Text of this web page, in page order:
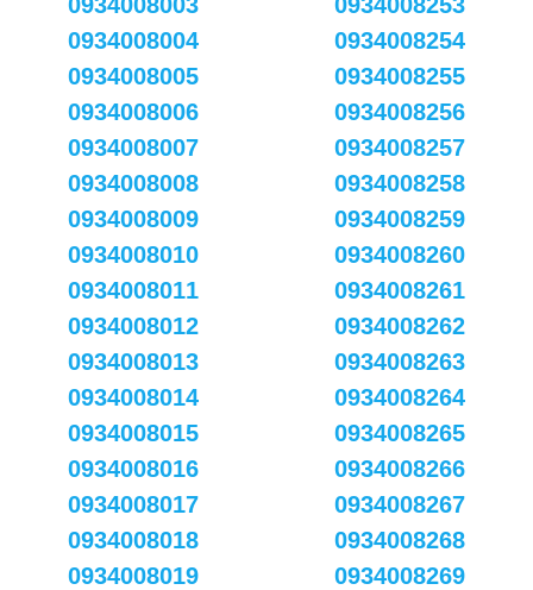
0934008004
0934008005
0934008006
0934008007
0934008008
0934008009
0934008010
0934008011
0934008012
0934008013
0934008014
0934008015
0934008016
0934008017
0934008018
0934008019
0934008254
0934008255
0934008256
0934008257
0934008258
0934008259
0934008260
0934008261
0934008262
0934008263
0934008264
0934008265
0934008266
0934008267
0934008268
0934008269